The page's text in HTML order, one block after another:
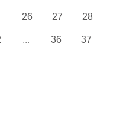
26 27 28
... 36 37